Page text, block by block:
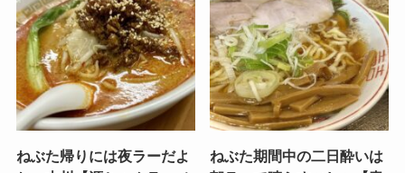
ねぶた帰りには夜ラーだよ
ねぶた期間中の二日酔いは